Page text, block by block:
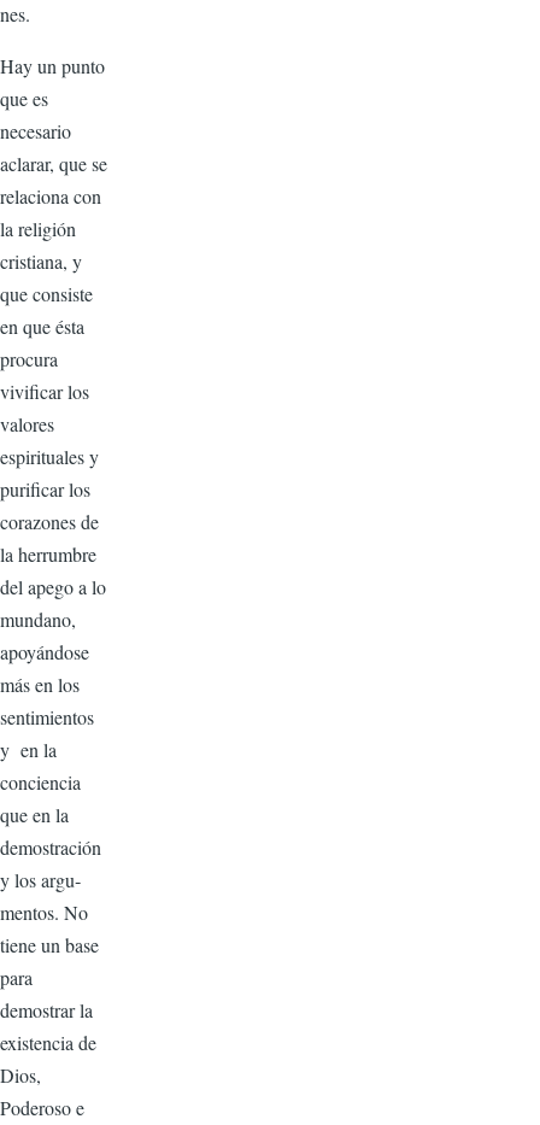
nes.
Hay un punto
que es
necesario
aclarar, que se
relaciona con
la religión
cristiana, y
que consiste
en que ésta
procura
vivificar los
valores
espirituales y
purificar los
cora­zones de
la herrumbre
del apego a lo
mundano,
apoyándose
más en los
senti­mientos
y en la
conciencia
que en la
demos­tración
y los argu­
mentos. No
tiene un base
para
demostrar la
existencia de
Dios,
Poderoso e